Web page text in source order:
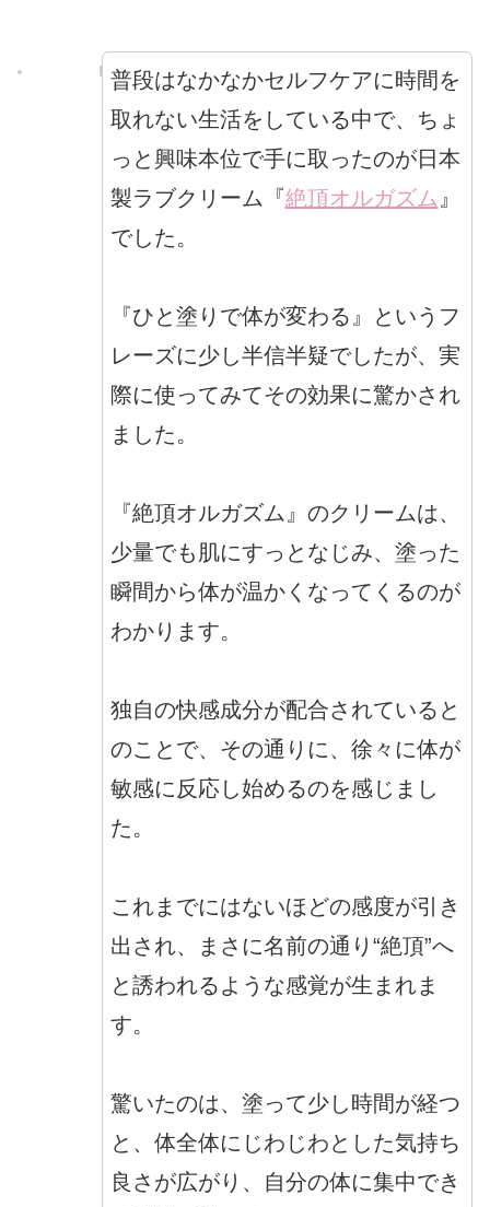
普段はなかなかセルフケアに時間を
取れない生活をしている中で、ちょ
っと興味本位で手に取ったのが日本
製ラブクリーム『絶頂オルガズム 』
でした。
『ひと塗りで体が変わる』というフ
レーズに少し半信半疑でしたが、実
際に使ってみてその効果に驚かされ
ました。
『絶頂オルガズム』のクリームは、
少量でも肌にすっとなじみ、塗った
瞬間から体が温かくなってくるのが
わかります。
独自の快感成分が配合されていると
のことで、その通りに、徐々に体が
敏感に反応し始めるのを感じまし
た。
これまでにはないほどの感度が引き
出され、まさに名前の通り“絶頂”へ
と誘われるような感覚が生まれま
す。
驚いたのは、塗って少し時間が経つ
と、体全体にじわじわとした気持ち
良さが広がり、自分の体に集中でき